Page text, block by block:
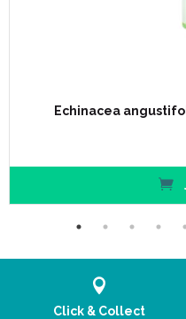
Echinacea
Click & Collect